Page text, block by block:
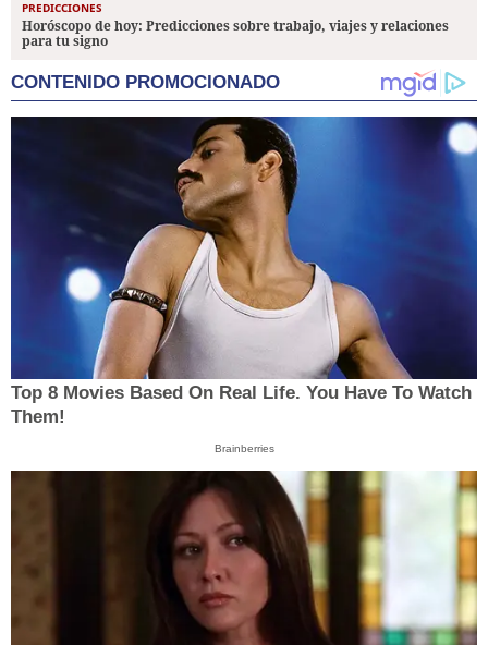
PREDICCIONES
Horóscopo de hoy: Predicciones sobre trabajo, viajes y relaciones
para tu signo
CONTENIDO PROMOCIONADO
Top 8 Movies Based On Real Life. You Have To Watch
Them!
Brainberries